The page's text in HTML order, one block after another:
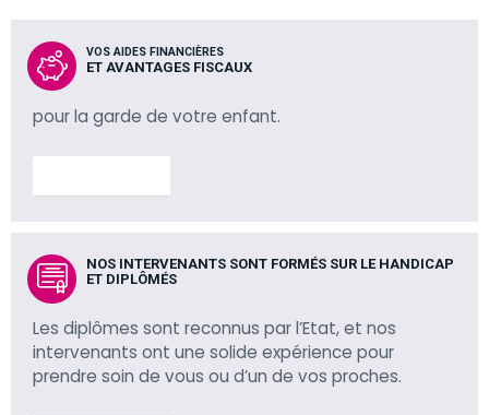
VOS AIDES FINANCIÈRES
ET AVANTAGES FISCAUX
pour la garde de votre enfant.
NOS INTERVENANTS SONT FORMÉS SUR LE HANDICAP
ET DIPLÔMÉS
Les diplômes sont reconnus par l’Etat, et nos
intervenants ont une solide expérience pour
prendre soin de vous ou d’un de vos proches.